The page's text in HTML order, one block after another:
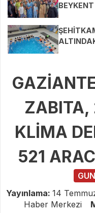
ZABITA,
KLİMA
521
Yayınlama: 14
Haber Merkezi